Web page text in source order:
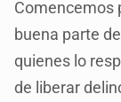
Comencemos
buena parte
quienes lo
de liberar